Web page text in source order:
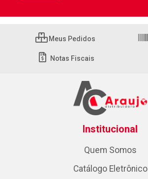
Meus Pedidos
Notas Fiscais
Institucional
Quem Somos
Catálogo Eletrônico